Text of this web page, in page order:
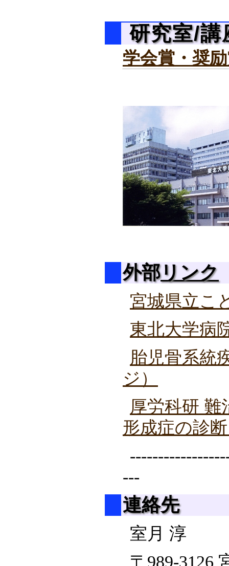
研究室/
学会賞・奨
外部リンク
宮城県立こ
東北大学病
胎児骨系統
ジ）
厚労科研 難
形成症の診
---
連絡先
室月 淳
〒989-3126